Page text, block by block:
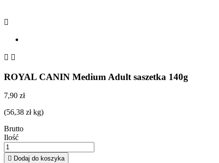

 
ROYAL CANIN Medium Adult saszetka 140g
7,90 zł
(56,38 zł kg)
Brutto
Ilość
 Dodaj do koszyka